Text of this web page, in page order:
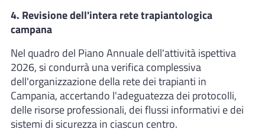
4. Revisione dell'intera rete trapiantologica
campana
Nel quadro del Piano Annuale dell'attività ispettiva
2026, si condurrà una verifica complessiva
dell'organizzazione della rete dei trapianti in
Campania, accertando l'adeguatezza dei protocolli,
delle risorse professionali, dei flussi informativi e dei
sistemi di sicurezza in ciascun centro.